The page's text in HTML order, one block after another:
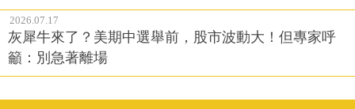
2026.07.17
灰犀牛來了？美期中選舉前，股市波動大！但專家呼
籲：別急著離場